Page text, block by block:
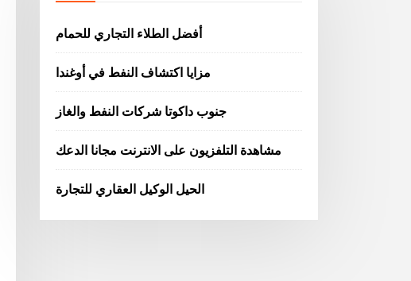
أفضل الطلاء التجاري للحمام
مزايا اكتشاف النفط في أوغندا
جنوب داكوتا شركات النفط والغاز
مشاهدة التلفزيون على الانترنت مجانا الدعك
الحيل الوكيل العقاري للتجارة